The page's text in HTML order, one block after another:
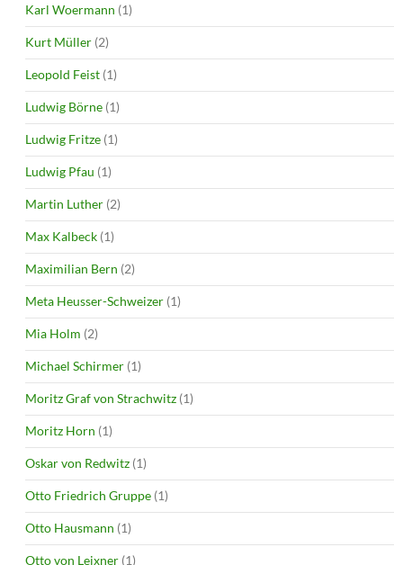
Karl Woermann (1)
Kurt Müller (2)
Leopold Feist (1)
Ludwig Börne (1)
Ludwig Fritze (1)
Ludwig Pfau (1)
Martin Luther (2)
Max Kalbeck (1)
Maximilian Bern (2)
Meta Heusser-Schweizer (1)
Mia Holm (2)
Michael Schirmer (1)
Moritz Graf von Strachwitz (1)
Moritz Horn (1)
Oskar von Redwitz (1)
Otto Friedrich Gruppe (1)
Otto Hausmann (1)
Otto von Leixner (1)